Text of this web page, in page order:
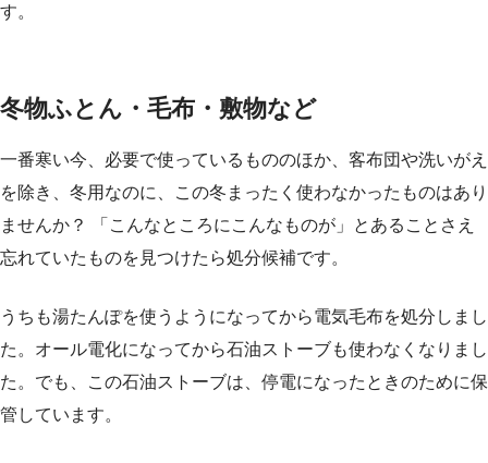
す。
冬物ふとん・毛布・敷物など
一番寒い今、必要で使っているもののほか、客布団や洗いがえ
を除き、冬用なのに、この冬まったく使わなかったものはあり
ませんか？ 「こんなところにこんなものが」とあることさえ
忘れていたものを見つけたら処分候補です。
うちも湯たんぽを使うようになってから電気毛布を処分しまし
た。オール電化になってから石油ストーブも使わなくなりまし
た。でも、この石油ストーブは、停電になったときのために保
管しています。